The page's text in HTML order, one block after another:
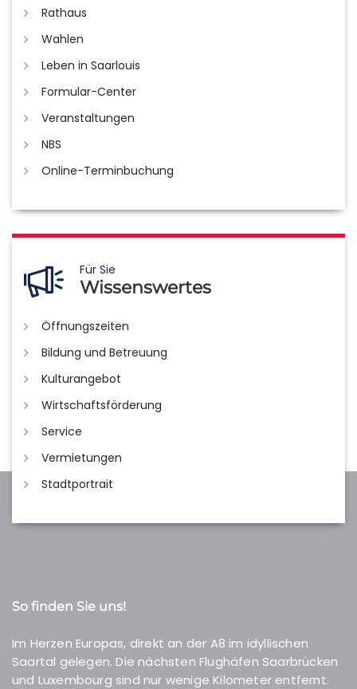
Rathaus
Wahlen
Leben in Saarlouis
Formular-Center
Veranstaltungen
NBS
Online-Terminbuchung
Für Sie
Wissenswertes
Öffnungszeiten
Bildung und Betreuung
Kulturangebot
Wirtschaftsförderung
Service
Vermietungen
Stadtportrait
So finden Sie uns!
Im Herzen Europas, direkt an der A8 im idyllischen
Saartal gelegen. Die nächsten Flughäfen Saarbrücken
und Luxembourg sind nur wenige Kilometer entfernt.